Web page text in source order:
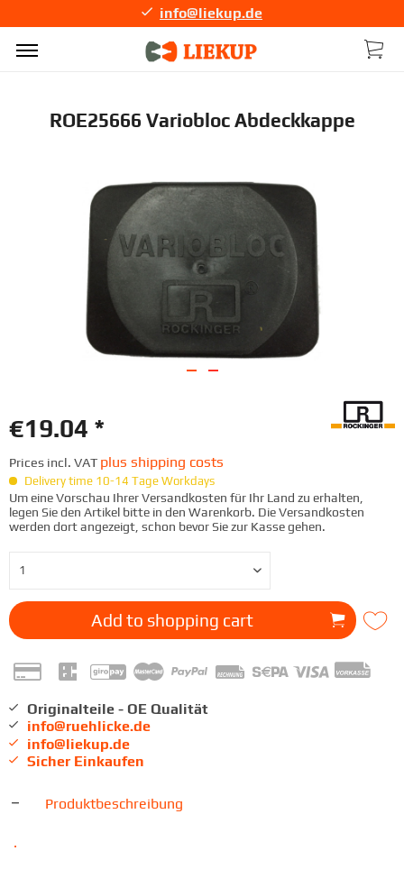
info@liekup.de
ROE25666 Variobloc Abdeckkappe
€19.04 *
Prices incl. VAT plus shipping costs
Delivery time 10-14 Tage Workdays
Um eine Vorschau Ihrer Versandkosten für Ihr Land zu erhalten,
legen Sie den Artikel bitte in den Warenkorb. Die Versandkosten
werden dort angezeigt, schon bevor Sie zur Kasse gehen.
Add to shopping cart
Originalteile - OE Qualität
info@ruehlicke.de
info@liekup.de
Sicher Einkaufen
Produktbeschreibung
.